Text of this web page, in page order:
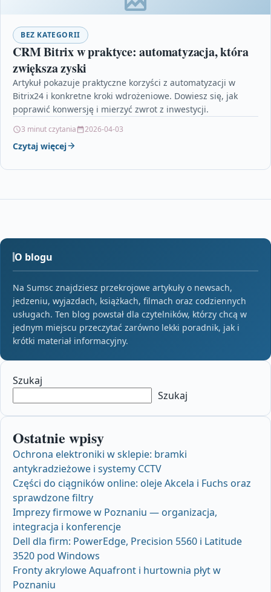
BEZ KATEGORII
CRM Bitrix w praktyce: automatyzacja, która
zwiększa zyski
Artykuł pokazuje praktyczne korzyści z automatyzacji w
Bitrix24 i konkretne kroki wdrożeniowe. Dowiesz się, jak
poprawić konwersję i mierzyć zwrot z inwestycji.
3 minut czytania 2026-04-03
Czytaj więcej
O blogu
Na Sumsc znajdziesz przekrojowe artykuły o newsach,
jedzeniu, wyjazdach, książkach, filmach oraz codziennych
usługach. Ten blog powstał dla czytelników, którzy chcą w
jednym miejscu przeczytać zarówno lekki poradnik, jak i
krótki materiał informacyjny.
Szukaj
Szukaj
Ostatnie wpisy
Ochrona elektroniki w sklepie: bramki
antykradzieżowe i systemy CCTV
Części do ciągników online: oleje Akcela i Fuchs oraz
sprawdzone filtry
Imprezy firmowe w Poznaniu — organizacja,
integracja i konferencje
Dell dla firm: PowerEdge, Precision 5560 i Latitude
3520 pod Windows
Fronty akrylowe Aquafront i hurtownia płyt w
Poznaniu